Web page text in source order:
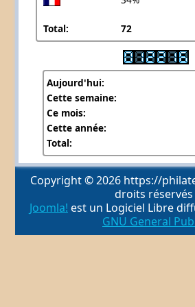
Total: 72
Aujourd'hui:
Cette semaine:
Ce mois:
Cette année:
Total:
Copyright © 2026 https://
droits réservés
Joomla! est un Logiciel Libre
GNU General